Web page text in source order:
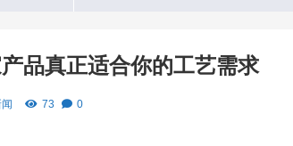
品真正适合你的工艺需求
73 0